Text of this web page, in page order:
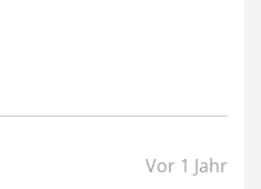
Vor 1 Jahr